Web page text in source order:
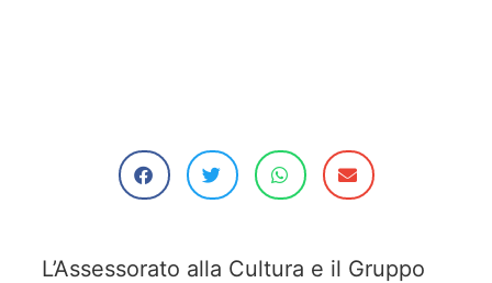
L’Assessorato alla Cultura e il Gruppo